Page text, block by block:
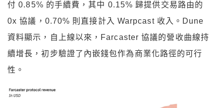
付 0.85% 的手續費，其中 0.15% 歸提供交易路由的
0x 協議，0.70% 則直接計入 Warpcast 收入。Dune
資料顯示，自上線以來，Farcaster 協議的營收曲線持
續增長，初步驗證了內嵌錢包作為商業化路徑的可行
性。